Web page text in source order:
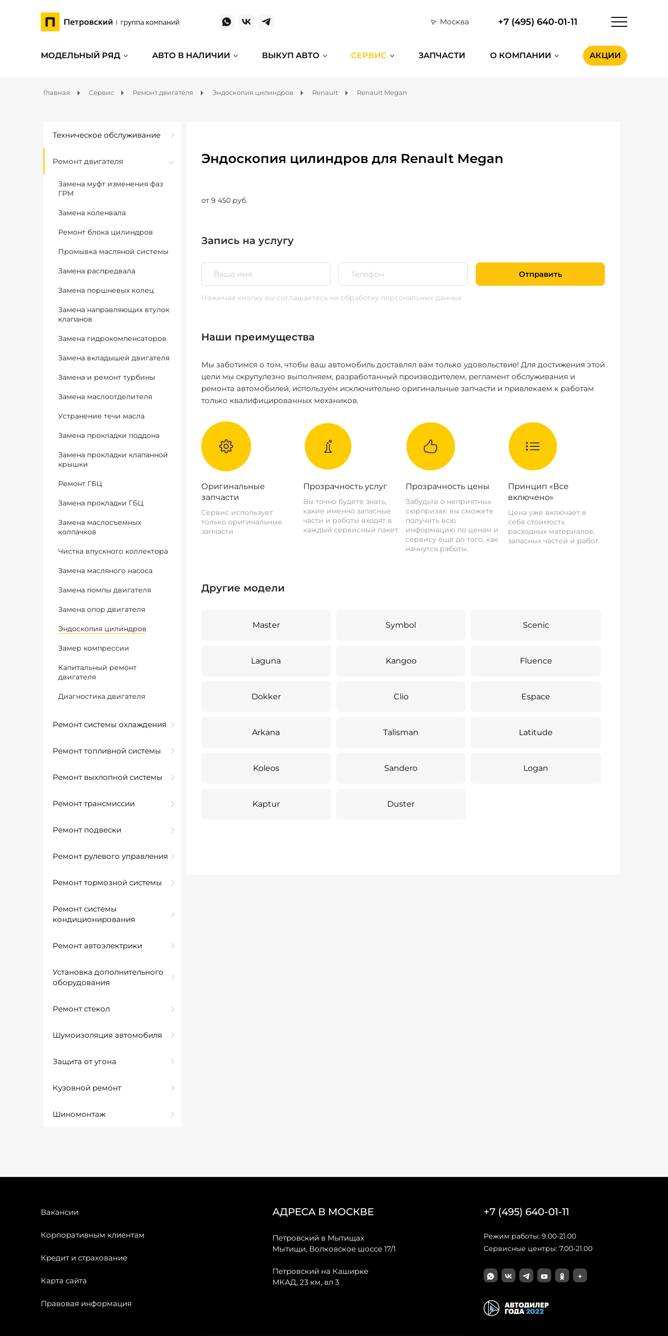
Москва +7 (495) 640-01-11
МОДЕЛЬНЫЙ РЯД АВТО В НАЛИЧИИ ВЫКУП АВТО СЕРВИС ЗАПЧАСТИ О КОМПАНИИ АКЦИИ
Главная Сервис Ремонт двигателя Эндоскопия цилиндров Renault Renault Megan
Техническое обслуживание
Ремонт двигателя
Замена муфт изменения фаз
ГРМ
Замена коленвала
Ремонт блока цилиндров
Промывка масляной системы
Замена распредвала
Замена поршневых колец
Замена направляющих втулок
клапанов
Замена гидрокомпенсаторов
Замена вкладышей двигателя
Замена и ремонт турбины
Замена маслоотделителя
Устранение течи масла
Замена прокладки поддона
Замена прокладки клапанной
крышки
Ремонт ГБЦ
Замена прокладки ГБЦ
Замена маслосъемных
колпачков
Чистка впускного коллектора
Замена масляного насоса
Замена помпы двигателя
Замена опор двигателя
Эндоскопия цилиндров
Замер компрессии
Капитальный ремонт
двигателя
Диагностика двигателя
Ремонт системы охлаждения
Ремонт топливной системы
Ремонт выхлопной системы
Ремонт трансмиссии
Ремонт подвески
Ремонт рулевого управления
Ремонт тормозной системы
Ремонт системы
кондиционирования
Ремонт автоэлектрики
Установка дополнительного
оборудования
Ремонт стекол
Шумоизоляция автомобиля
Защита от угона
Кузовной ремонт
Шиномонтаж
Эндоскопия цилиндров для Renault Megan
от 9 450 руб.
Запись на услугу
Отправить
Нажимая кнопку вы соглашаетесь на обработку персональных данных
Наши преимущества
Мы заботимся о том, чтобы ваш автомобиль доставлял вам только удовольствие! Для достижения этой
цели мы скрупулезно выполняем, разработанный производителем, регламент обслуживания и
ремонта автомобилей, используем исключительно оригинальные запчасти и привлекаем к работам
только квалифицированных механиков.
Оригинальные
запчасти
Сервис использует
только оригинальные
запчасти
Прозрачность услуг
Вы точно будете знать,
какие именно запасные
части и работы входят в
каждый сервисный пакет.
Прозрачность цены
Забудьте о неприятных
сюрпризах: вы сможете
получить всю
информацию по ценам и
сервису еще до того, как
начнутся работы.
Принцип «Все
включено»
Цена уже включает в
себя стоимость
расходных материалов,
запасных частей и работ.
Другие модели
Master Symbol Scenic
Laguna Kangoo Fluence
Dokker Clio Espace
Arkana Talisman Latitude
Koleos Sandero Logan
Kaptur Duster
Вакансии
Корпоративным клиентам
Кредит и страхование
Карта сайта
Правовая информация
АДРЕСА В МОСКВЕ
Петровский в Мытищах
Мытищи, Волковское шоссе 17/1
Петровский на Каширке
МКАД, 23 км, вл 3
+7 (495) 640-01-11
Режим работы: 9.00-21.00
Сервисные центры: 7.00-21.00